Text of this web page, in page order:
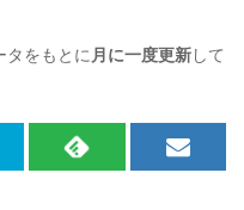
り
る
タをもとに月に一度更新して
RSS
メ